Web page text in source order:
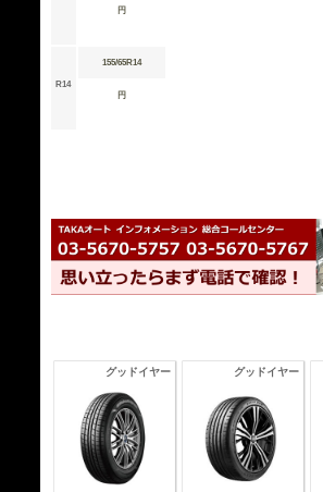
円
R14
155/65R14
円
グッドイヤー グッドイヤー